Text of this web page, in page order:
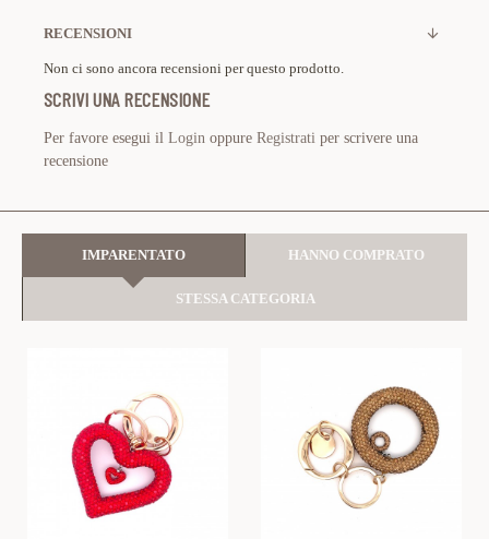
RECENSIONI
Non ci sono ancora recensioni per questo prodotto.
SCRIVI UNA RECENSIONE
Per favore esegui il Login oppure Registrati per scrivere una
recensione
IMPARENTATO HANNO COMPRATO
STESSA CATEGORIA